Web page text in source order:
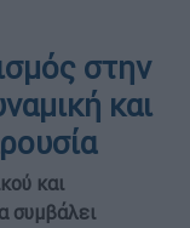
στην
και
και
συμβάλει